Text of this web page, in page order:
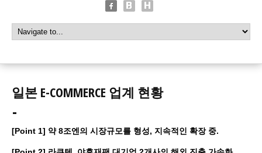
일본 E-COMMERCE 업계 현황
[Point 1] 약 8조엔의 시장규모를 형성, 지속적인 확장 중.